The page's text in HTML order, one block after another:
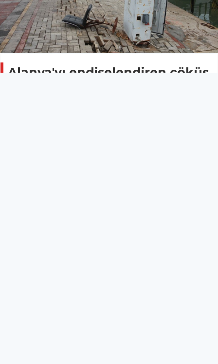
Alanya'yı endişelendiren çöküş